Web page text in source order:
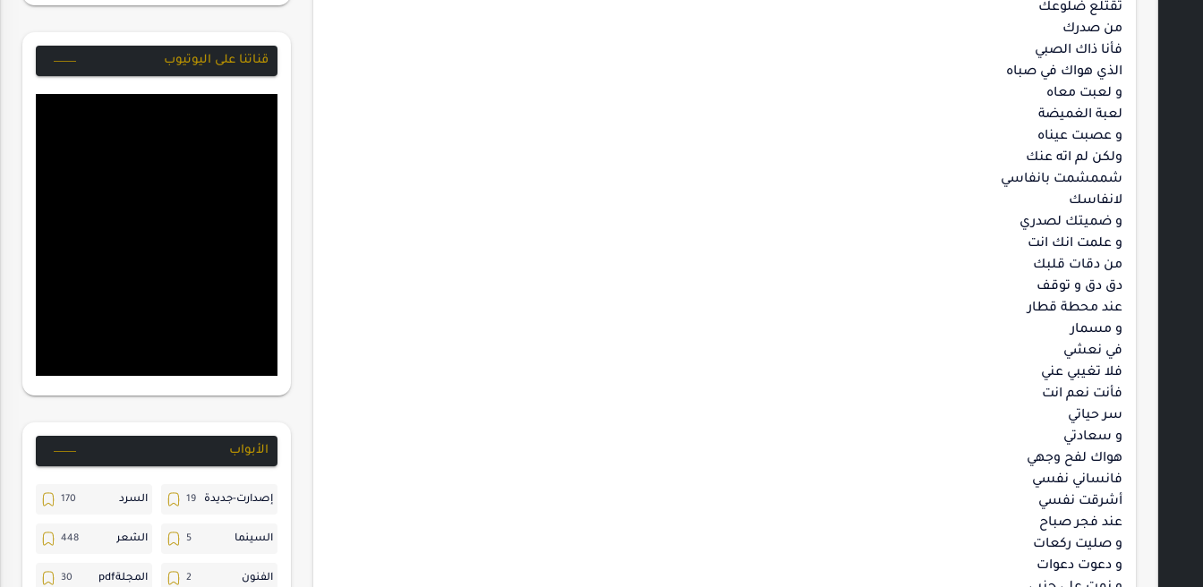
تقتلع ضلوعك
من صدرك
فأنا ذاك الصبي
الذي هواك في صباه
و لعبت معاه
لعبة الغميضة
و عصبت عيناه
ولكن لم اته عنك
شممشمت بانفاسي
لانفاسك
و ضميتك لصدري
و علمت انك انت
من دقات قلبك
دق دق و توقف
عند محطة قطار
و مسمار
في نعشي
فلا تغيبي عني
فأنت نعم انت
سر حياتي
و سعادتي
هواك لفح وجهي
فانساني نفسي
أشرقت نفسي
عند فجر صباح
و صليت ركعات
و دعوت دعوات
قناتنا على اليوتيوب
الأبواب
إصدارت-جديدة السرد
السينما الشعر
الفنون المجلةpdf